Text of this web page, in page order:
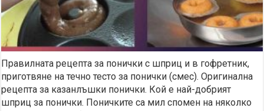
Правилната рецепта за понички с шприц и в гофретник,
приготвяне на течно тесто за понички (смес). Оригинална
рецепта за казанлъшки понички. Кой е най-добрият
шприц за понички. Поничките са мил спомен на няколко